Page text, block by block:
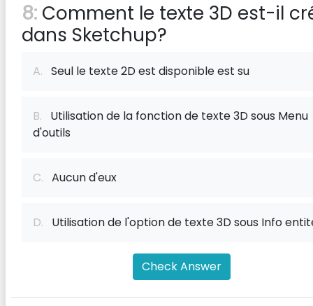
8: Comment le texte 3D est-il
dans Sketchup?
A. Seul le texte 2D est disponible est su
B. Utilisation de la fonction de texte 3D sous Menu
d'outils
C. Aucun d'eux
D. Utilisation de l'option de texte 3D sous Info
Check Answer